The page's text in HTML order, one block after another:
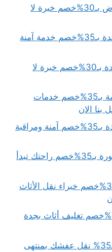
نقل عفش من مكة الى الرياض بـ30%خصم خبرة لا
نقل عفش من المدينة الى جدة بـ35%خصم خدمة آمنة
نقل عفش من الدمام الى جدة بـ30%خصم خبرة لا
دينات نقل عفش مكة المكرمة بـ35%خصم خدمات
بنا الان
مستودعات تخزين الاثاث بجدة بـ35%خصم آمنة ومراقبة
شركة نقل اثاث بالمدينة المنورة بـ35%خصم راحتك تبدأ
نقل عفش بمكه المكرمه بـ35%خصم خبراء نقل الأثاث
شركة تغليف اثاث بجدة بـ35%خصم تغليف أثاث بجدة
نقل عفش من جدة للدمام بـ35% نقل عفشك بمنتهى